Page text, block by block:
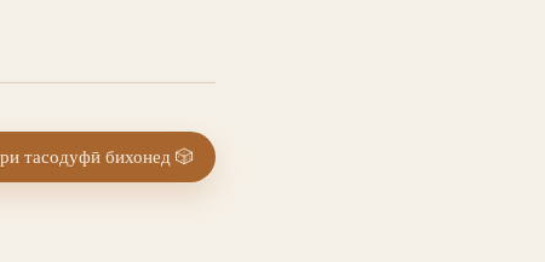
тасодуфӣ бихонед 🎲